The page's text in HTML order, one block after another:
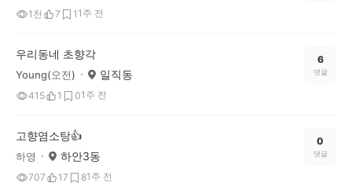
1천 7 1 1주 전
우리동네 초향각
Young(오전) 일직동
415 1 01주 전
6
댓글
고향염소탕👍
하영 하안3동
707 17 81주 전
0
댓글